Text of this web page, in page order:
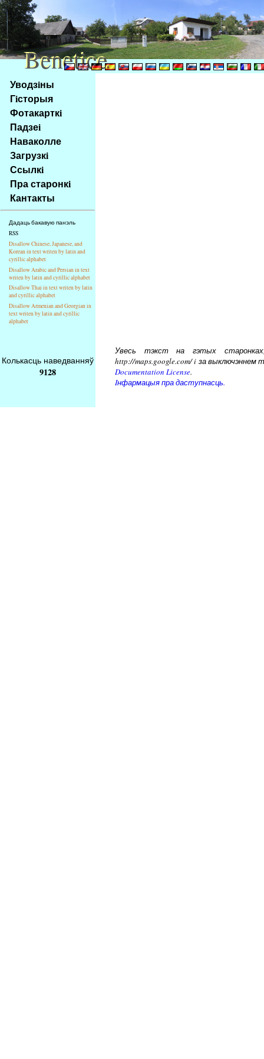
Na
obsah
stránky
Klávesové
zkratky
tomto
webu
základní
Hlavní
strana
Уводзiны
Гiсторыя
Фотакарткi
Падзеi
Наваколле
Загрузкi
Ссылкi
Пра старонкi
Кантакты
Дадаць бакавую панэль
RSS
Disallow Chinese, Japanese, and
Korean in text writen by latin and
cyrillic alphabet
Disallow Arabic and Persian in text
writen by latin and cyrillic alphabet
Disallow Thai in text writen by latin
and cyrillic alphabet
Disallow Armenian and Georgian in
text writen by latin and cyrillic
alphabet
Колькасць наведванняў
9128
Увесь тэкст на гэтых
http://maps.google.com/ i за
Documentation License.
Iнфармацыя пра даступнасць.
Benetice
Benetice